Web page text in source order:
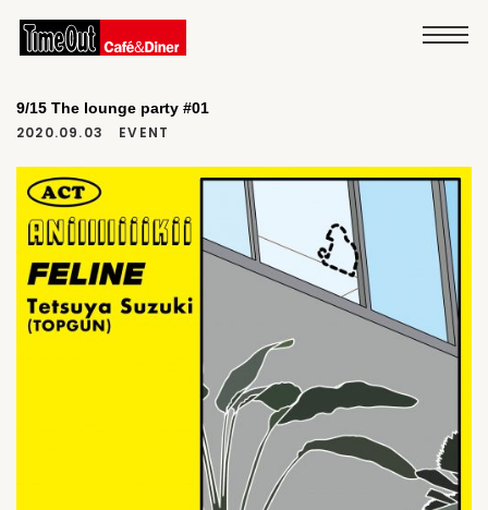
9/15 The lounge party #01
2020.09.03 EVENT